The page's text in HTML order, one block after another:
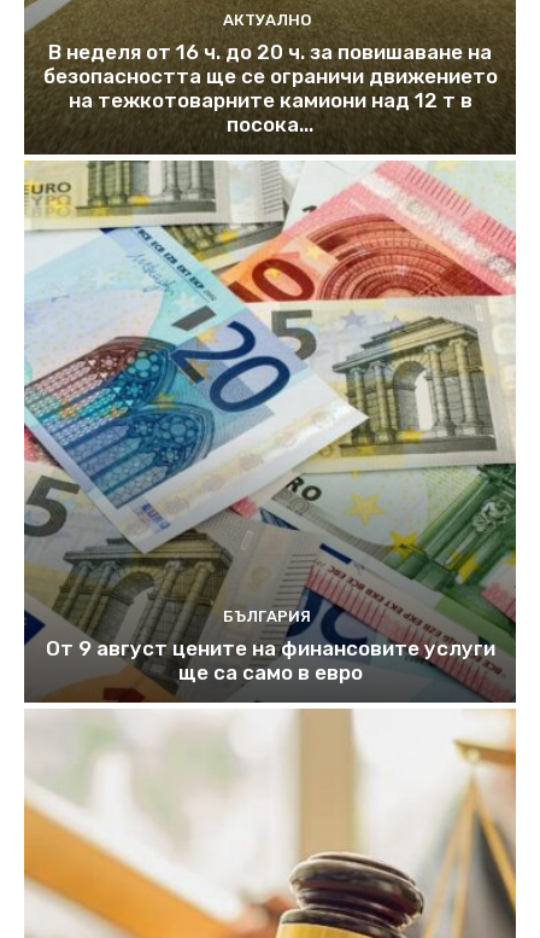
АКТУАЛНО
В неделя от 16 ч. до 20 ч. за повишаване на
безопасността ще се ограничи движението
на тежкотоварните камиони над 12 т в
посока...
БЪЛГАРИЯ
От 9 август цените на финансовите услуги
ще са само в евро